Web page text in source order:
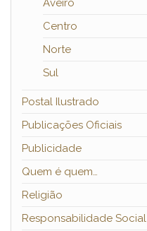
Aveiro
Centro
Norte
Sul
Postal Ilustrado
Publicações Oficiais
Publicidade
Quem é quem…
Religião
Responsabilidade Social